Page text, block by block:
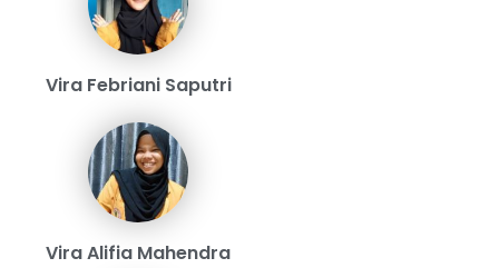
Vira Febriani Saputri
Vira Alifia Mahendra